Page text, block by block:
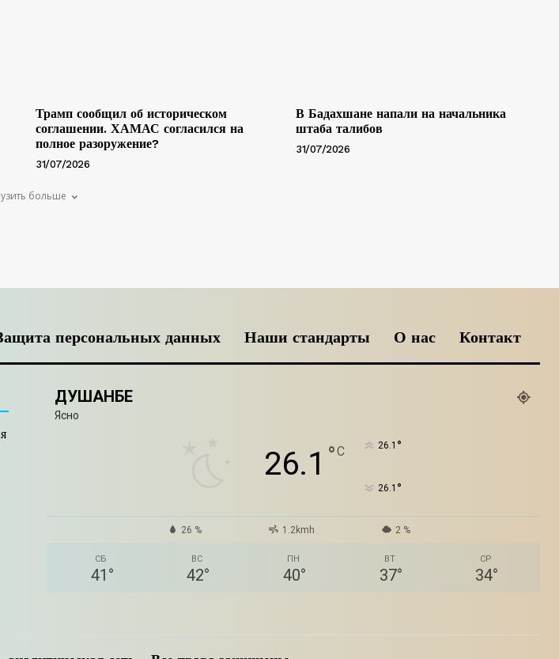
Трамп сообщил об историческом
соглашении. ХАМАС согласился на
полное разоружение?
31/07/2026
В Бадахшане напали на начальника
штаба талибов
31/07/2026
больше
персональных данных Наши стандарты О нас Контакт
ДУШАНБЕ
Ясно
26.1 °C 26.1 °
26.1 °
26 % 1.2kmh 2 %
СБ
41 °
ВС
42°
ПН
40°
ВТ
37°
СР
34°